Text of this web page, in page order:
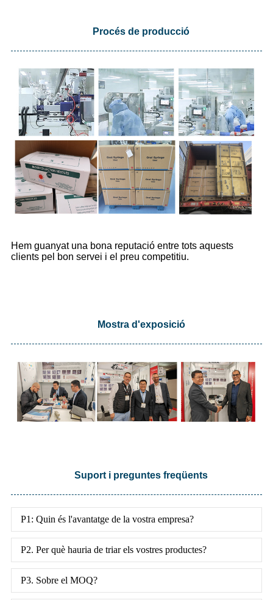
Procés de producció
Hem guanyat una bona reputació entre tots aquests
clients pel bon servei i el preu competitiu.
Mostra d'exposició
Suport i preguntes freqüents
P1: Quin és l'avantatge de la vostra empresa?
P2. Per què hauria de triar els vostres productes?
P3. Sobre el MOQ?